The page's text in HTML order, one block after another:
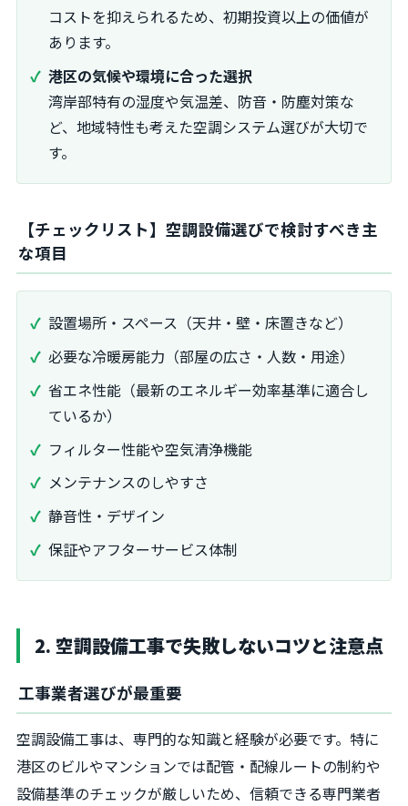
コストを抑えられるため、初期投資以上の価値が
あります。
港区の気候や環境に合った選択
湾岸部特有の湿度や気温差、防音・防塵対策な
ど、地域特性も考えた空調システム選びが大切で
す。
【チェックリスト】空調設備選びで検討すべき主
な項目
設置場所・スペース（天井・壁・床置きなど）
必要な冷暖房能力（部屋の広さ・人数・用途）
省エネ性能（最新のエネルギー効率基準に適合し
ているか）
フィルター性能や空気清浄機能
メンテナンスのしやすさ
静音性・デザイン
保証やアフターサービス体制
2. 空調設備工事で失敗しないコツと注意点
工事業者選びが最重要
空調設備工事は、専門的な知識と経験が必要です。特に
港区のビルやマンションでは配管・配線ルートの制約や
設備基準のチェックが厳しいため、信頼できる専門業者